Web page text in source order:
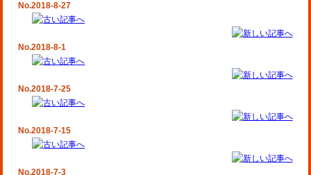
No.2018-8-27
No.2018-8-1
No.2018-7-25
No.2018-7-15
No.2018-7-3